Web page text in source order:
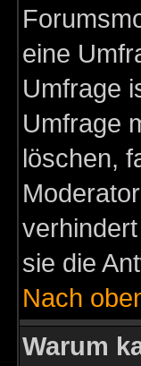
eine
Umfrage
Umfrage
löschen,
sie die
Nach
Warum